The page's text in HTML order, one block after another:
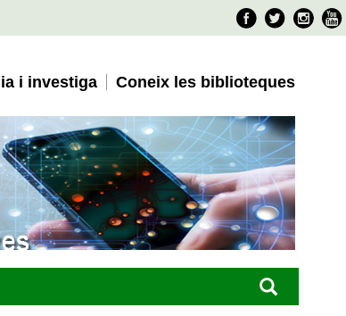
Twitter
i investiga Coneix les biblioteques